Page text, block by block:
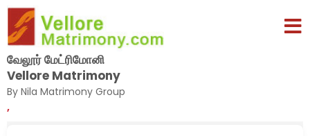
வேலூர் மேட்ரிமோனி
Vellore Matrimony
By Nila Matrimony Group
,